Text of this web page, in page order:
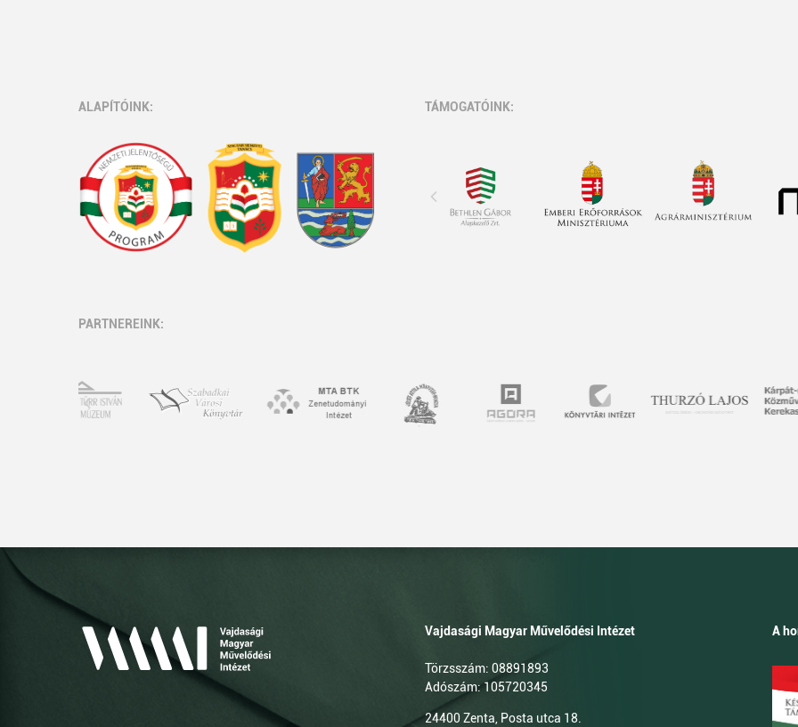
ALAPÍTÓINK: TÁMOGATÓINK:
PARTNEREINK:
Vajdasági Magyar Művelődési Intézet
Törzsszám: 08891893
Adószám: 105720345
24400 Zenta, Posta utca 18.
A